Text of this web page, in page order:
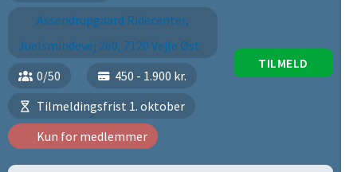
Assendrupgaard Ridecenter,
Juelsmindevej 260, 7120 Vejle Øst
0/50
450 - 1.900 kr.
Tilmeldingsfrist 1. oktober
Kun for medlemmer
TILMELD